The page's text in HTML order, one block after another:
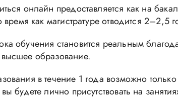
онлайн предоставляется как на
как магистратуре отводится 2–2,5
обучения становится реальным
образование.
в течение 1 года возможно
будете лично присутствовать на